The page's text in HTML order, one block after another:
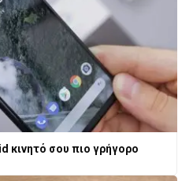
κινητό σου πιο γρήγορο